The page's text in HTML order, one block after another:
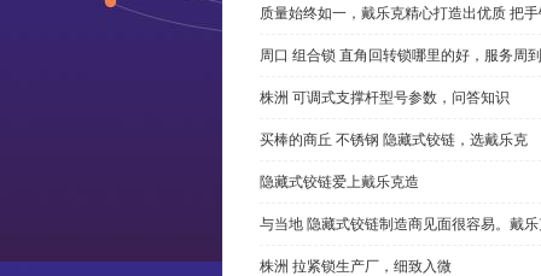
质量始终如一，戴乐克精心打造出优质 把
周口 组合锁 直角回转锁哪里的好，服务周到
株洲 可调式支撑杆型号参数，问答知识
买棒的商丘 不锈钢 隐藏式铰链，选戴乐克
隐藏式铰链爱上戴乐克造
与当地 隐藏式铰链制造商见面很容易。戴
株洲 拉紧锁生产厂，细致入微